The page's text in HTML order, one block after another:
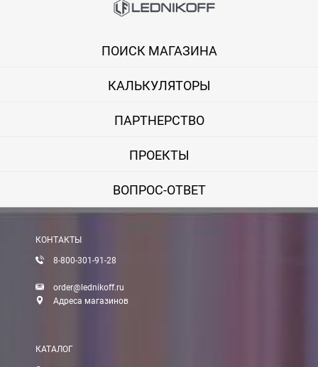
ПОИСК МАГАЗИНА
КАЛЬКУЛЯТОРЫ
ПАРТНЕРСТВО
ПРОЕКТЫ
ВОПРОС-ОТВЕТ
КОНТАКТЫ
8-800-301-91-28
order@lednikoff.ru
Адреса магазинов
КАТАЛОГ